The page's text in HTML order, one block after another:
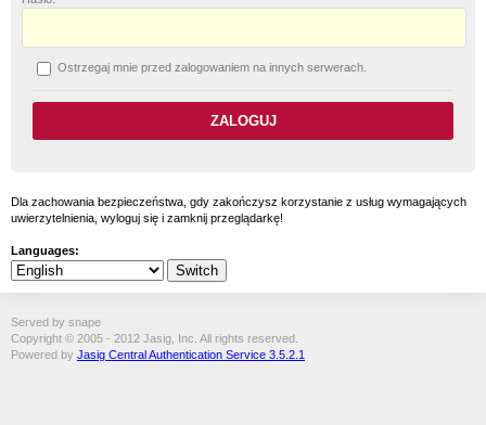
Ostrzegaj mnie przed zalogowaniem na innych serwerach.
Dla zachowania bezpieczeństwa, gdy zakończysz korzystanie z usług wymagających
uwierzytelnienia, wyloguj się i zamknij przeglądarkę!
Languages:
Served by snape
Copyright © 2005 - 2012 Jasig, Inc. All rights reserved.
Powered by Jasig Central Authentication Service 3.5.2.1